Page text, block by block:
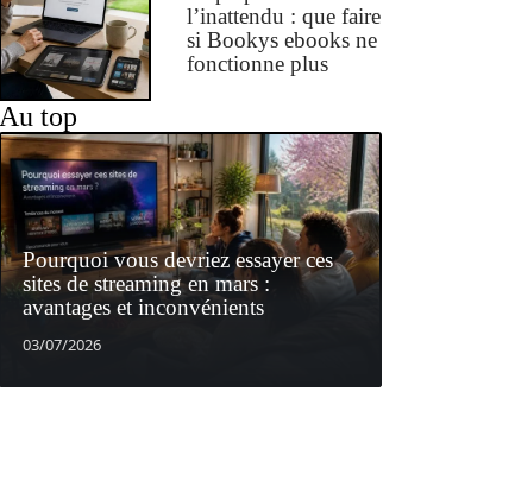
l’inattendu : que faire
si Bookys ebooks ne
fonctionne plus
Au top
Pourquoi vous devriez essayer ces
sites de streaming en mars :
avantages et inconvénients
03/07/2026